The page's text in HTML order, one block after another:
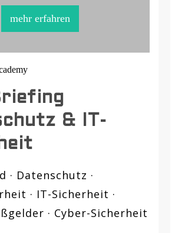
mehr erfahren
& IT-
· Datenschutz ·
· IT-Sicherheit ·
· Cyber-Sicherheit